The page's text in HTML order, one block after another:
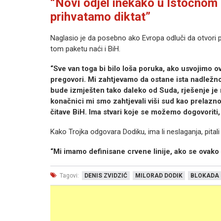
“Novi odjel inekako u
prihvatamo diktat”
Naglasio je da posebno ako Evropa odluči da
tom paketu naći i BiH.
“Sve van toga bi bilo loša poruka, ako usvojimo
pregovori. Mi zahtjevamo da ostane ista
bude izmješten tako daleko od Suda, rješenje
konačnici mi smo zahtjevali viši sud kao
čitave BiH. Ima stvari koje se možemo
Kako Trojka odgovara Dodiku, ima li neslaganja,
“Mi imamo definisane crvene linije, ako se ovako
Tagovi: DENIS ZVIDZIĆ MILORAD DODIK